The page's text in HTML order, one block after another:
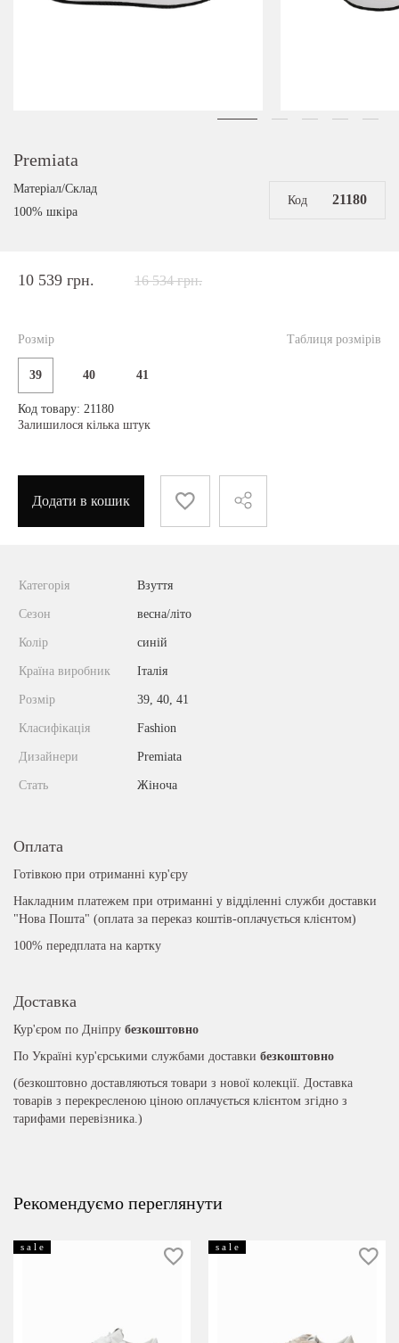
Premiata
Матеріал/Склад
100% шкіра
Код 21180
10 539 грн. 16 534 грн.
Таблиця розмірів
Розмір
39 40 41
Код товару: 21180
Залишилося кілька штук
Додати в кошик
Категорія Взуття
Сезон весна/літо
Колір синій
Країна виробник Італія
Розмір 39, 40, 41
Класифікація Fashion
Дизайнери Premiata
Стать Жіноча
Оплата
Готівкою при отриманні кур'єру
Накладним платежем при отриманні у відділенні служби доставки
"Нова Пошта" (оплата за переказ коштів-оплачується клієнтом)
100% передплата на картку
Доставка
Кур'єром по Дніпру безкоштовно
По Україні кур'єрськими службами доставки безкоштовно
(безкоштовно доставляються товари з нової колекції. Доставка
товарів з перекресленою ціною оплачується клієнтом згідно з
тарифами перевізника.)
Рекомендуємо переглянути
s a l e s a l e